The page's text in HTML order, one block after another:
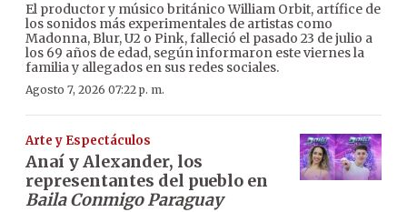
El productor y músico británico William Orbit, artífice de
los sonidos más experimentales de artistas como
Madonna, Blur, U2 o Pink, falleció el pasado 23 de julio a
los 69 años de edad, según informaron este viernes la
familia y allegados en sus redes sociales.
Agosto 7, 2026 07:22 p. m.
Arte y Espectáculos
Anaí y Alexander, los
representantes del pueblo en
Baila Conmigo Paraguay